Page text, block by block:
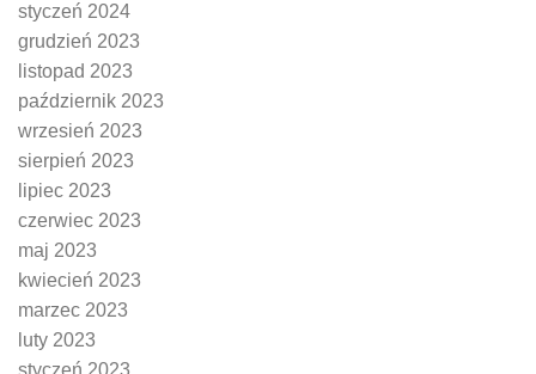
styczeń 2024
grudzień 2023
listopad 2023
październik 2023
wrzesień 2023
sierpień 2023
lipiec 2023
czerwiec 2023
maj 2023
kwiecień 2023
marzec 2023
luty 2023
styczeń 2023